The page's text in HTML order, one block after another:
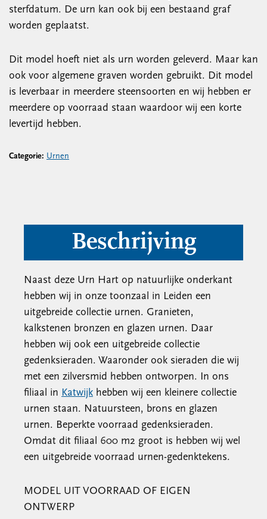
sterfdatum. De urn kan ook bij een bestaand graf
worden geplaatst.
Dit model hoeft niet als urn worden geleverd. Maar kan
ook voor algemene graven worden gebruikt. Dit model
is leverbaar in meerdere steensoorten en wij hebben er
meerdere op voorraad staan waardoor wij een korte
levertijd hebben.
Categorie: Urnen
Beschrijving
Naast deze Urn Hart op natuurlijke onderkant
hebben wij in onze toonzaal in Leiden een
uitgebreide collectie urnen. Granieten,
kalkstenen bronzen en glazen urnen. Daar
hebben wij ook een uitgebreide collectie
gedenksieraden. Waaronder ook sieraden die wij
met een zilversmid hebben ontworpen. In ons
filiaal in Katwijk hebben wij een kleinere collectie
urnen staan. Natuursteen, brons en glazen
urnen. Beperkte voorraad gedenksieraden.
Omdat dit filiaal 600 m2 groot is hebben wij wel
een uitgebreide voorraad urnen-gedenktekens.
MODEL UIT VOORRAAD OF EIGEN
ONTWERP